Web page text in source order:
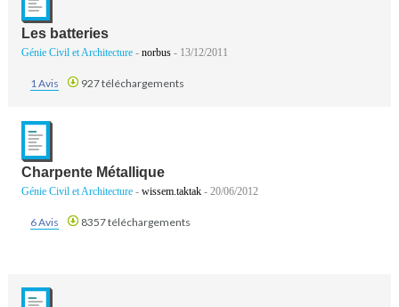
Les batteries
Génie Civil et Architecture - norbus- 13/12/2011
1 Avis 927 téléchargements
Charpente Métallique
Génie Civil et Architecture - wissem.taktak- 20/06/2012
6 Avis 8357 téléchargements